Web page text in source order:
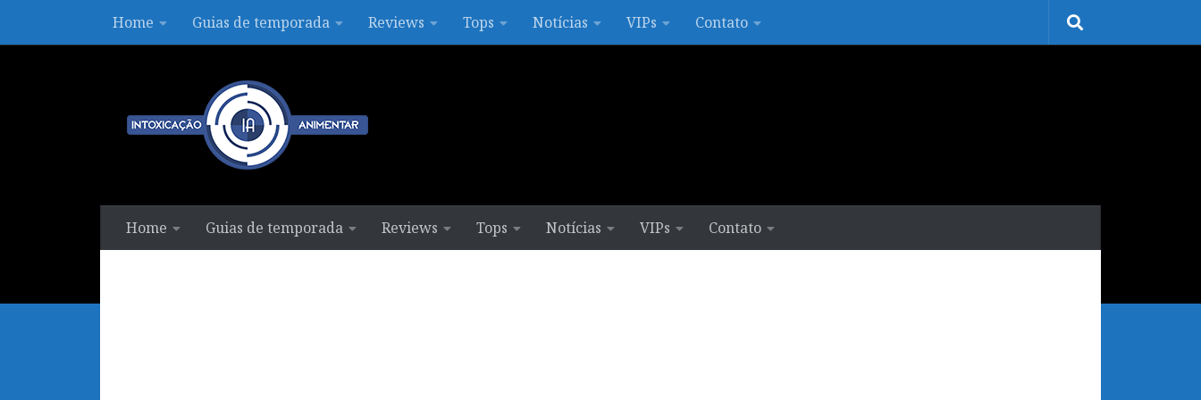
Skip to contentHome Guias de temporada Reviews Tops Notícias VIPs Contato
Home Guias de temporada Reviews Tops Notícias VIPs Contato